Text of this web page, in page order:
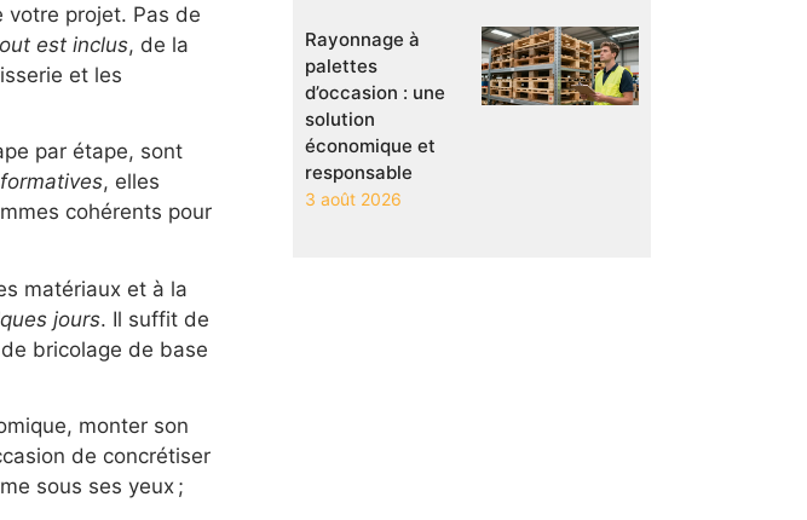
votre projet. Pas de
est inclus, de la
et les
par étape, sont
, elles
cohérents pour
matériaux et à la
jours. Il suffit de
bricolage de base
monter son
de concrétiser
sous ses yeux ;
Rayonnage à
palettes
d’occasion : une
solution
économique et
responsable
3 août 2026